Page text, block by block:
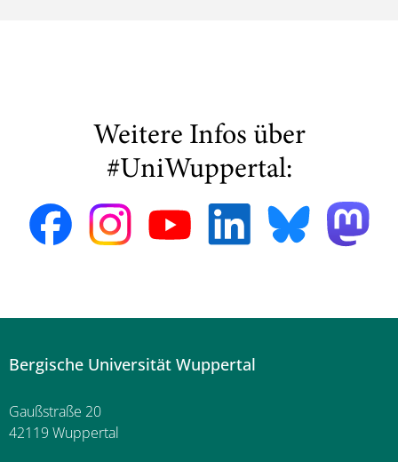
Weitere Infos über
#UniWuppertal:
Bergische Universität Wuppertal
Gaußstraße 20
42119 Wuppertal